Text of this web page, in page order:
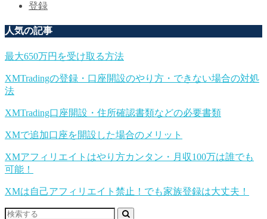
登録
人気の記事
最大650万円を受け取る方法
XMTradingの登録・口座開設のやり方・できない場合の対処
法
XMTrading口座開設・住所確認書類などの必要書類
XMで追加口座を開設した場合のメリット
XMアフィリエイトはやり方カンタン・月収100万は誰でも
可能！
XMは自己アフィリエイト禁止！でも家族登録は大丈夫！